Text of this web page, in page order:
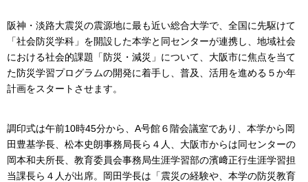
阪神・淡路大震災の震源地に最も近い総合大学で、全国に先駆けて
「社会防災学科」を開設した本学と同センターが連携し、地域社会
における社会的課題「防災・減災」について、大阪市に焦点を当て
た防災学習プログラムの開発に着手し、普及、活用を進める５か年
計画をスタートさせます。
調印式は午前10時45分から、A号館６階会議室であり、本学から岡
田豊基学長、松本史朗事務局長ら４人、大阪市からは同センターの
岡本和夫所長、教育委員会事務局生涯学習部の濱﨑正行生涯学習担
当課長ら４人が出席。岡田学長は「震災の経験や、本学の防災教育